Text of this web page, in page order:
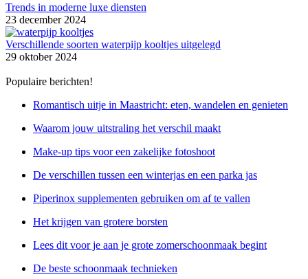
Trends in moderne luxe diensten
23 december 2024
Verschillende soorten waterpijp kooltjes uitgelegd
29 oktober 2024
Populaire berichten!
Romantisch uitje in Maastricht: eten, wandelen en genieten
Waarom jouw uitstraling het verschil maakt
Make-up tips voor een zakelijke fotoshoot
De verschillen tussen een winterjas en een parka jas
Piperinox supplementen gebruiken om af te vallen
Het krijgen van grotere borsten
Lees dit voor je aan je grote zomerschoonmaak begint
De beste schoonmaak technieken